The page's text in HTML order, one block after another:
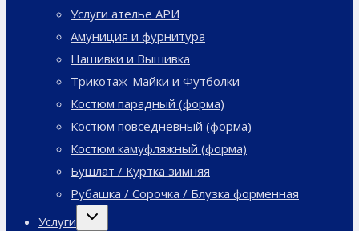
Услуги ателье АРИ
Амуниция и фурнитура
Нашивки и Вышивка
Трикотаж-Майки и Футболки
Костюм парадный (форма)
Костюм повседневный (форма)
Костюм камуфляжный (форма)
Бушлат / Куртка зимняя
Рубашка / Сорочка / Блузка форменная
Услуги
Переключить
дочернее